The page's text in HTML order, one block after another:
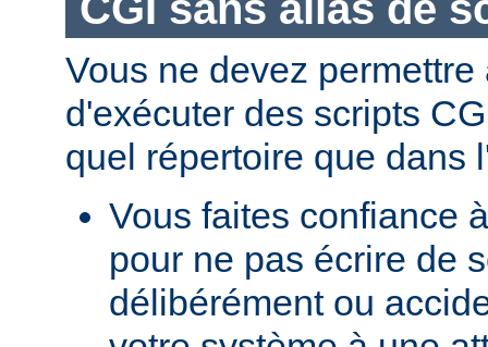
Vous ne devez
d'exécuter des scripts
quel répertoire que dans
Vous faites confiance
pour ne pas écrire de
délibérément ou